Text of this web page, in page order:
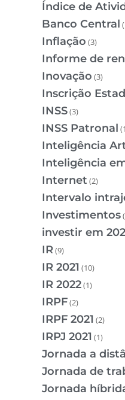
Índice de
Banco Central
Inflação (3)
Informe de
Inovação (3)
Inscrição
INSS(3)
INSS Patronal
Inteligência
Inteligência
Internet (2)
Intervalo
Investimentos
investir em
IR(9)
IR 2021 (10)
IR 2022(1)
IRPF(2)
IRPF 2021 (2)
IRPJ 2021 (1)
Jornada a
Jornada de
Jornada